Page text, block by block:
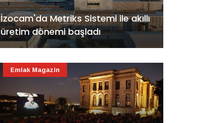
İzocam'da Metriks Sistemi ile akıllı
üretim dönemi başladı
Emlak Magazin